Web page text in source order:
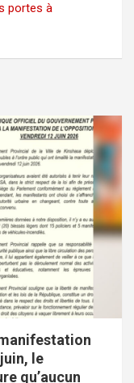
portes à
le
qu’aucun